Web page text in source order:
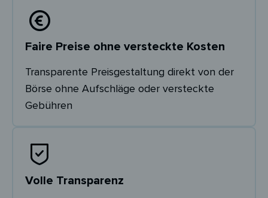
Faire Preise ohne versteckte Kosten
Transparente Preisgestaltung direkt von der
Börse ohne Aufschläge oder versteckte
Gebühren
Volle Transparenz